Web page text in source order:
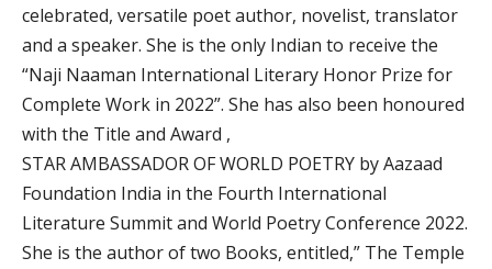
celebrated, versatile poet author, novelist, translator
and a speaker. She is the only Indian to receive the
“Naji Naaman International Literary Honor Prize for
Complete Work in 2022”. She has also been honoured
with the Title and Award ,
STAR AMBASSADOR OF WORLD POETRY by Aazaad
Foundation India in the Fourth International
Literature Summit and World Poetry Conference 2022.
She is the author of two Books, entitled,” The Temple